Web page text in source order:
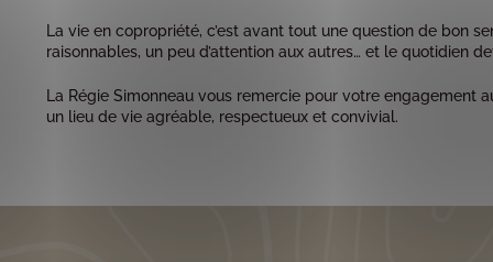
La vie en copropriété, c’est avant tout une question de bon
raisonnables, un peu d’attention aux autres… et le quotidien
La Régie Simonneau vous remercie pour votre
un lieu de vie agréable, respectueux et convivial.